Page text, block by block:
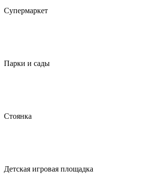
Супермаркет
Парки и сады
Стоянка
Детская игровая площадка